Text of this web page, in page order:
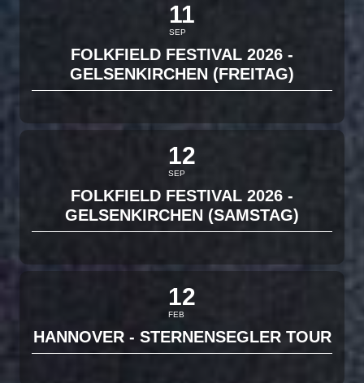
11
SEP
FOLKFIELD FESTIVAL 2026 -
GELSENKIRCHEN (FREITAG)
12
SEP
FOLKFIELD FESTIVAL 2026 -
GELSENKIRCHEN (SAMSTAG)
12
FEB
HANNOVER - STERNENSEGLER TOUR